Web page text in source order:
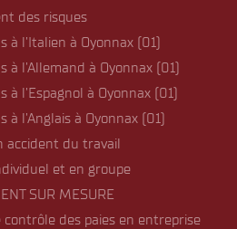
des risques
à l’Italien à Oyonnax (01)
à l’Allemand à Oyonnax (01)
à l’Espagnol à Oyonnax (01)
à l’Anglais à Oyonnax (01)
accident du travail
et en groupe
SUR MESURE
contrôle des paies en entreprise